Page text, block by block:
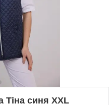
Тіна синя XXL